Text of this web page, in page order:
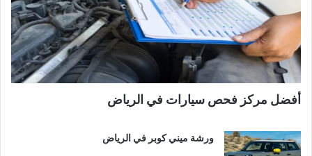
أفضل مركز فحص سيارات في الرياض
ورشة ميني كوبر في الرياض